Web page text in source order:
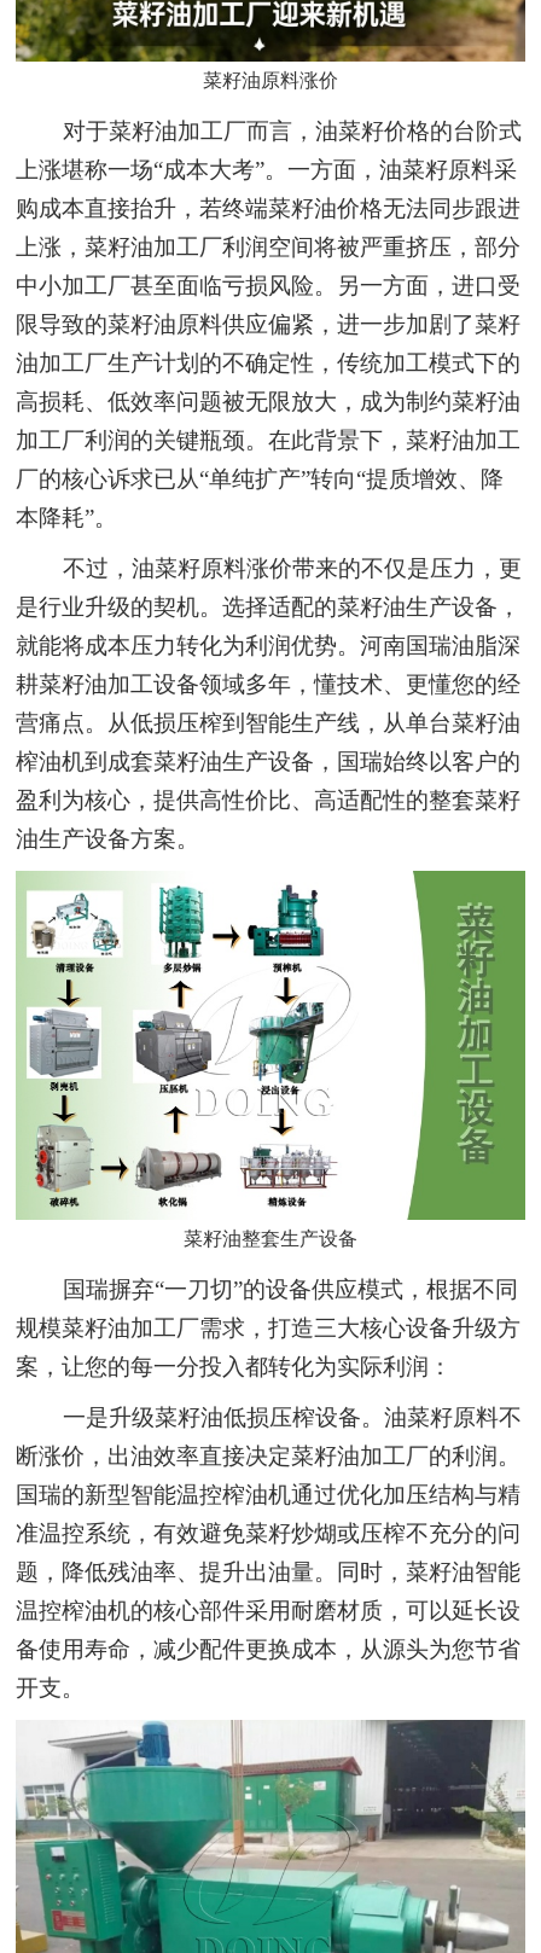
菜籽油原料涨价
对于菜籽油加工厂而言，油菜籽价格的台阶式
上涨堪称一场“成本大考”。一方面，油菜籽原料采
购成本直接抬升，若终端菜籽油价格无法同步跟进
上涨，菜籽油加工厂利润空间将被严重挤压，部分
中小加工厂甚至面临亏损风险。另一方面，进口受
限导致的菜籽油原料供应偏紧，进一步加剧了菜籽
油加工厂生产计划的不确定性，传统加工模式下的
高损耗、低效率问题被无限放大，成为制约菜籽油
加工厂利润的关键瓶颈。在此背景下，菜籽油加工
厂的核心诉求已从“单纯扩产”转向“提质增效、降
本降耗”。
不过，油菜籽原料涨价带来的不仅是压力，更
是行业升级的契机。选择适配的菜籽油生产设备，
就能将成本压力转化为利润优势。河南国瑞油脂深
耕菜籽油加工设备领域多年，懂技术、更懂您的经
营痛点。从低损压榨到智能生产线，从单台菜籽油
榨油机到成套菜籽油生产设备，国瑞始终以客户的
盈利为核心，提供高性价比、高适配性的整套菜籽
油生产设备方案。
菜籽油整套生产设备
国瑞摒弃“一刀切”的设备供应模式，根据不同
规模菜籽油加工厂需求，打造三大核心设备升级方
案，让您的每一分投入都转化为实际利润：
一是升级菜籽油低损压榨设备。油菜籽原料不
断涨价，出油效率直接决定菜籽油加工厂的利润。
国瑞的新型智能温控榨油机通过优化加压结构与精
准温控系统，有效避免菜籽炒煳或压榨不充分的问
题，降低残油率、提升出油量。同时，菜籽油智能
温控榨油机的核心部件采用耐磨材质，可以延长设
备使用寿命，减少配件更换成本，从源头为您节省
开支。